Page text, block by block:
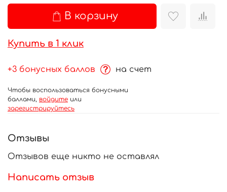
В корзину
Купить в 1 клик
+3 бонусных баллов на счет
Чтобы воспользоваться бонусными
баллами, войдите или
зарегистрируйтесь
Отзывы
Отзывов еще никто не оставлял
Написать отзыв